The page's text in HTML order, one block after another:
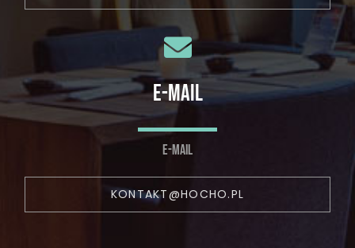
E-MAIL
E-MAIL
KONTAKT@HOCHO.PL